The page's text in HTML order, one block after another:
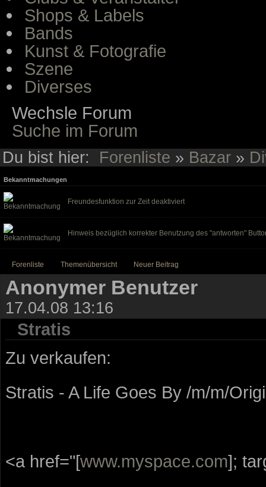
Shops & Labels
Bands
Kunst & Fotografie
Szene
Diverses
Wechsle Forum
Suche im Forum
Du bist hier: Forenliste » Bazar »
Bekanntmachungen
Freundesfunktion zur Zeit deaktiviert
Hinweis bezüglich korrekter Benutzung des "antworten"
Forenliste Themenübersicht Neuer Beitrag
Anonymer Benutzer
17.04.08 13:16
Stratis
Zu verkaufen:
Stratis - A Life Goes By /m/m/
<a href="[www.myspace.com];